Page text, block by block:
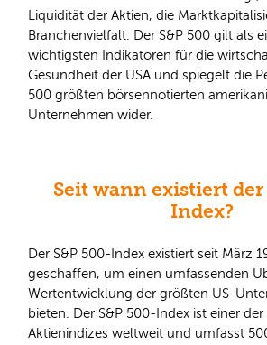
Liquidität der Aktien, die
Branchenvielfalt. Der S&P 500 gilt als
wichtigsten Indikatoren für die
Gesundheit der USA und spiegelt die
500 größten börsennotierten
Unternehmen wider.
Seit wann existiert der
Index?
Der S&P 500-Index existiert seit März
geschaffen, um einen umfassenden
Wertentwicklung der größten US-
bieten. Der S&P 500-Index ist einer
Aktienindizes weltweit und umfasst